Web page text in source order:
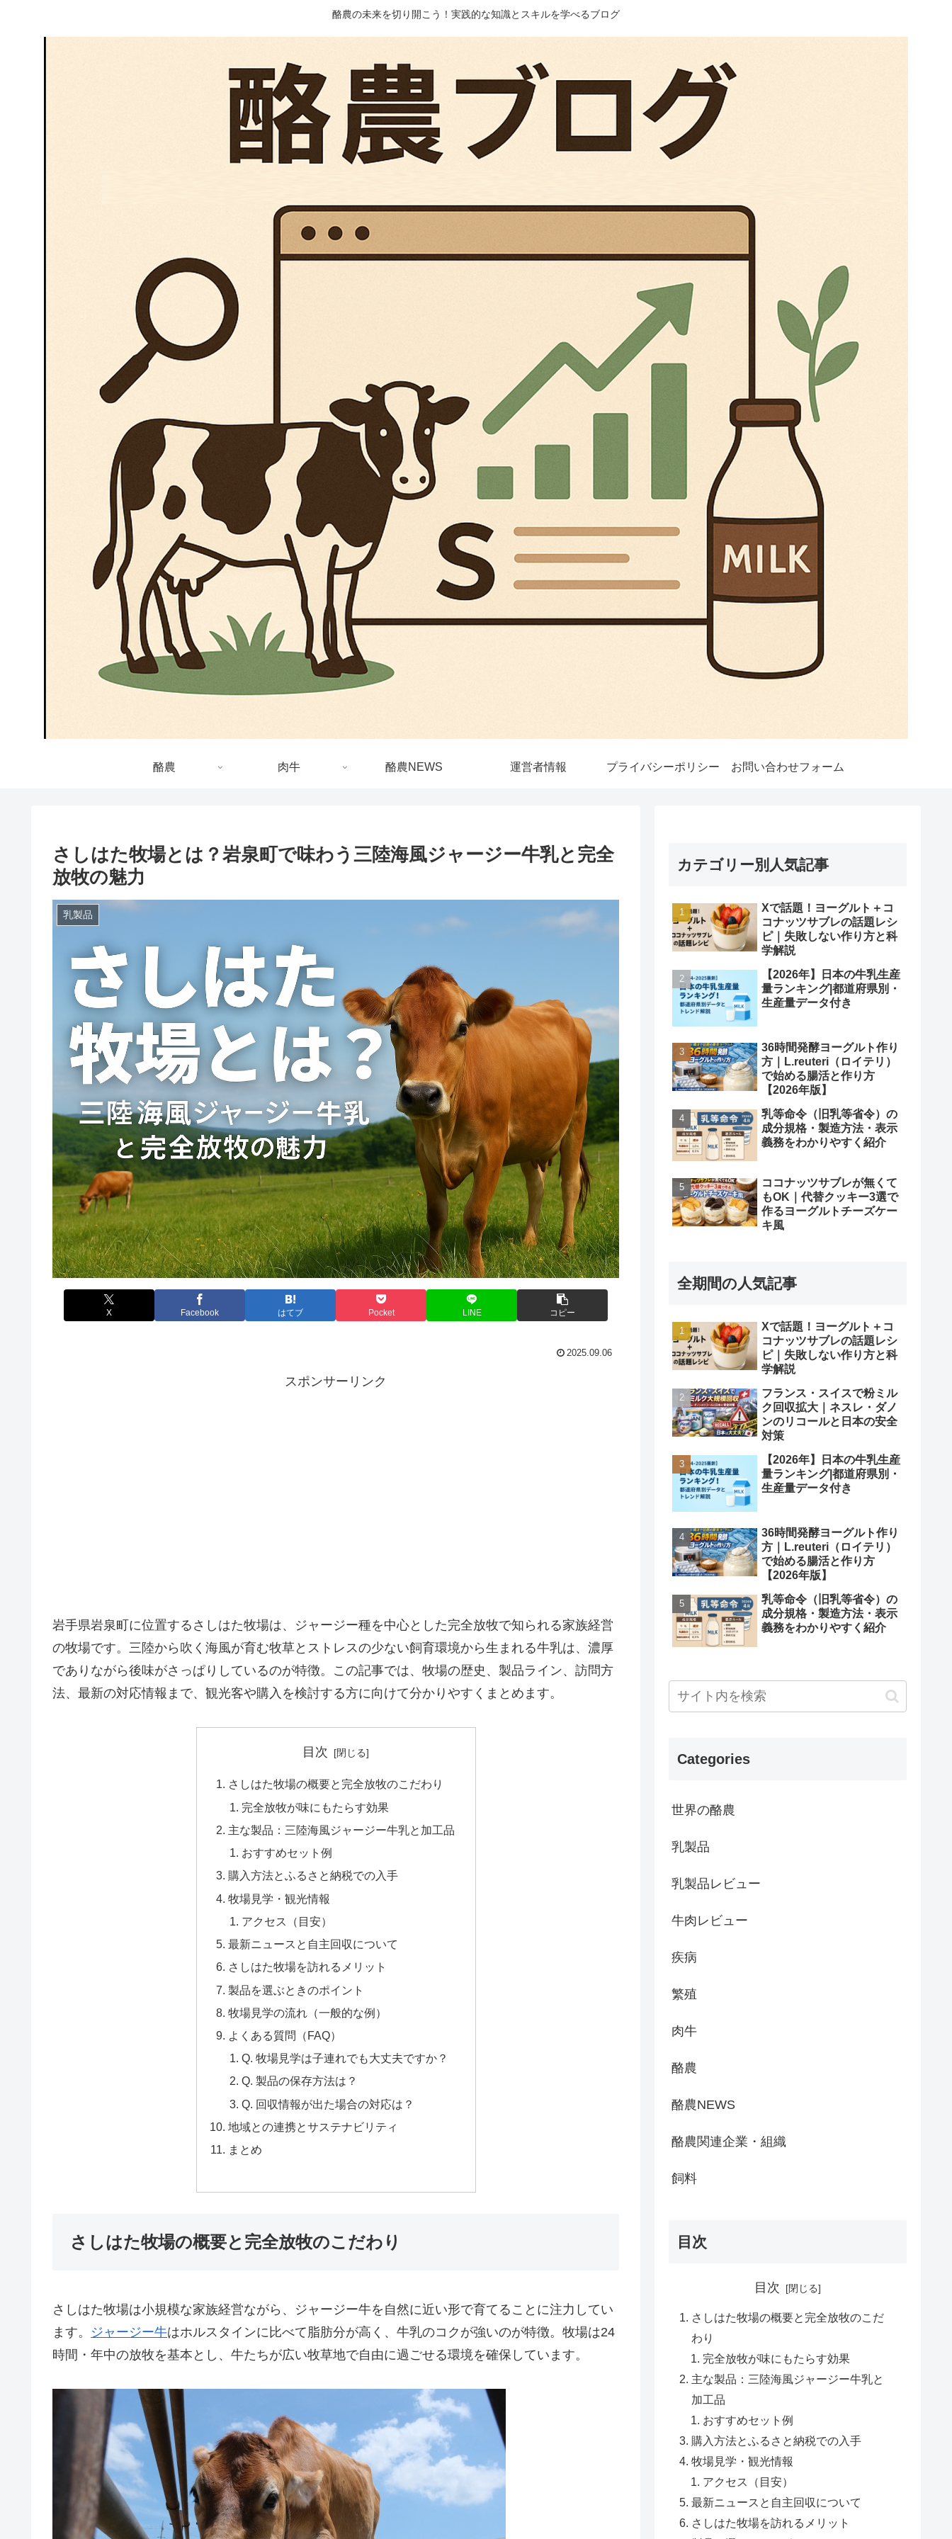
酪農の未来を切り開こう！実践的な知識とスキルを学べるブログ
酪農 肉牛 酪農NEWS 運営者情報 プライバシーポリシー お問い合わせフォーム
さしはた牧場とは？岩泉町で味わう三陸海風ジャージー牛乳と完全
放牧の魅力
乳製品
X Facebook はてブ Pocket LINE コピー
2025.09.06
スポンサーリンク
岩手県岩泉町に位置するさしはた牧場は、ジャージー種を中心とした完全放牧で知られる家族経営
の牧場です。三陸から吹く海風が育む牧草とストレスの少ない飼育環境から生まれる牛乳は、濃厚
でありながら後味がさっぱりしているのが特徴。この記事では、牧場の歴史、製品ライン、訪問方
法、最新の対応情報まで、観光客や購入を検討する方に向けて分かりやすくまとめます。
目次
さしはた牧場の概要と完全放牧のこだわり
完全放牧が味にもたらす効果
主な製品：三陸海風ジャージー牛乳と加工品
おすすめセット例
購入方法とふるさと納税での入手
牧場見学・観光情報
アクセス（目安）
最新ニュースと自主回収について
さしはた牧場を訪れるメリット
製品を選ぶときのポイント
牧場見学の流れ（一般的な例）
よくある質問（FAQ）
Q. 牧場見学は子連れでも大丈夫ですか？
Q. 製品の保存方法は？
Q. 回収情報が出た場合の対応は？
地域との連携とサステナビリティ
まとめ
さしはた牧場の概要と完全放牧のこだわり
さしはた牧場は小規模な家族経営ながら、ジャージー牛を自然に近い形で育てることに注力してい
ます。 ジャージー牛はホルスタインに比べて脂肪分が高く、牛乳のコクが強いのが特徴。牧場は24
時間・年中の放牧を基本とし、牛たちが広い牧草地で自由に過ごせる環境を確保しています。
カテゴリー別人気記事
Xで話題！ヨーグルト＋コ
コナッツサブレの話題レシ
ピ｜失敗しない作り方と科
学解説
【2026年】日本の牛乳生産
量ランキング|都道府県別・
生産量データ付き
36時間発酵ヨーグルト作り
方｜L.reuteri（ロイテリ）
で始める腸活と作り方
【2026年版】
乳等命令（旧乳等省令）の
成分規格・製造方法・表示
義務をわかりやすく紹介
ココナッツサブレが無くて
もOK｜代替クッキー3選で
作るヨーグルトチーズケー
キ風
全期間の人気記事
Xで話題！ヨーグルト＋コ
コナッツサブレの話題レシ
ピ｜失敗しない作り方と科
学解説
フランス・スイスで粉ミル
ク回収拡大｜ネスレ・ダノ
ンのリコールと日本の安全
対策
【2026年】日本の牛乳生産
量ランキング|都道府県別・
生産量データ付き
36時間発酵ヨーグルト作り
方｜L.reuteri（ロイテリ）
で始める腸活と作り方
【2026年版】
乳等命令（旧乳等省令）の
成分規格・製造方法・表示
義務をわかりやすく紹介
Categories
世界の酪農
乳製品
乳製品レビュー
牛肉レビュー
疾病
繁殖
肉牛
酪農
酪農NEWS
酪農関連企業・組織
飼料
目次
目次
さしはた牧場の概要と完全放牧のこだ
わり
完全放牧が味にもたらす効果
主な製品：三陸海風ジャージー牛乳と
加工品
おすすめセット例
購入方法とふるさと納税での入手
牧場見学・観光情報
アクセス（目安）
最新ニュースと自主回収について
さしはた牧場を訪れるメリット